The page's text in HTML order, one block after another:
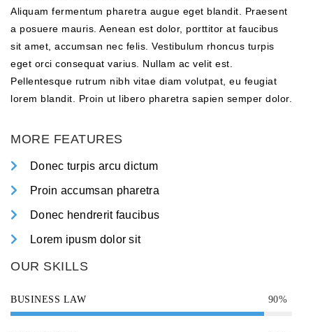
Aliquam fermentum pharetra augue eget blandit. Praesent
a posuere mauris. Aenean est dolor, porttitor at faucibus
sit amet, accumsan nec felis. Vestibulum rhoncus turpis
eget orci consequat varius. Nullam ac velit est.
Pellentesque rutrum nibh vitae diam volutpat, eu feugiat
lorem blandit. Proin ut libero pharetra sapien semper dolor.
MORE FEATURES
Donec turpis arcu dictum
Proin accumsan pharetra
Donec hendrerit faucibus
Lorem ipusm dolor sit
OUR SKILLS
BUSINESS LAW 90%